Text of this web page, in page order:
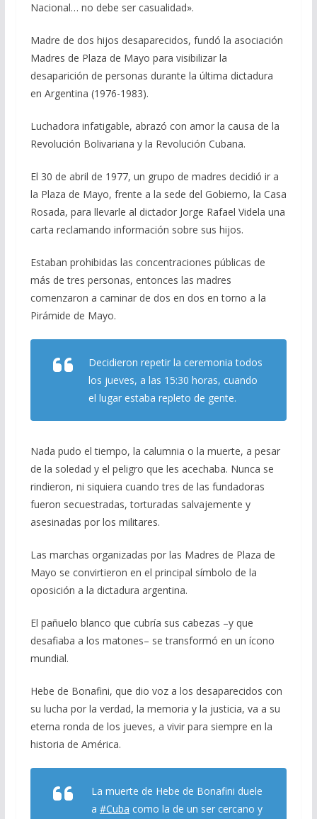
Nacional… no debe ser casualidad».
Madre de dos hijos desaparecidos, fundó la asociación
Madres de Plaza de Mayo para visibilizar la
desaparición de personas durante la última dictadura
en Argentina (1976-1983).
Luchadora infatigable, abrazó con amor la causa de la
Revolución Bolivariana y la Revolución Cubana.
El 30 de abril de 1977, un grupo de madres decidió ir a
la Plaza de Mayo, frente a la sede del Gobierno, la Casa
Rosada, para llevarle al dictador Jorge Rafael Videla una
carta reclamando información sobre sus hijos.
Estaban prohibidas las concentraciones públicas de
más de tres personas, entonces las madres
comenzaron a caminar de dos en dos en torno a la
Pirámide de Mayo.
Decidieron repetir la ceremonia todos
los jueves, a las 15:30 horas, cuando
el lugar estaba repleto de gente.
Nada pudo el tiempo, la calumnia o la muerte, a pesar
de la soledad y el peligro que les acechaba. Nunca se
rindieron, ni siquiera cuando tres de las fundadoras
fueron secuestradas, torturadas salvajemente y
asesinadas por los militares.
Las marchas organizadas por las Madres de Plaza de
Mayo se convirtieron en el principal símbolo de la
oposición a la dictadura argentina.
El pañuelo blanco que cubría sus cabezas –y que
desafiaba a los matones– se transformó en un ícono
mundial.
Hebe de Bonafini, que dio voz a los desaparecidos con
su lucha por la verdad, la memoria y la justicia, va a su
eterna ronda de los jueves, a vivir para siempre en la
historia de América.
La muerte de Hebe de Bonafini duele
a #Cuba como la de un ser cercano y